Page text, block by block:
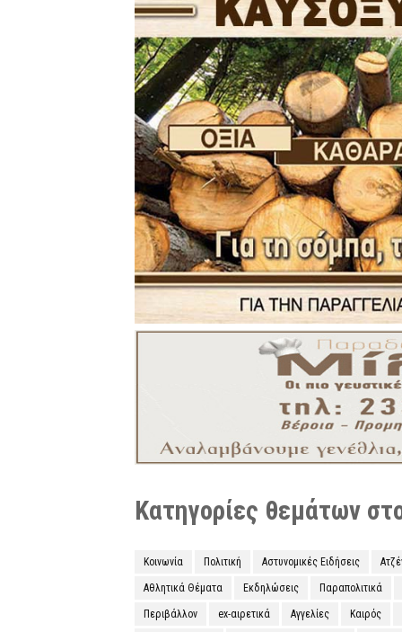
Κατηγορίες θεμάτων
Κοινωνία Πολιτική Αστυνομικές Ειδήσεις
Αθλητικά Θέματα Εκδηλώσεις Παραπολιτικά
Περιβάλλον ex-αιρετικά Αγγελίες Καιρός